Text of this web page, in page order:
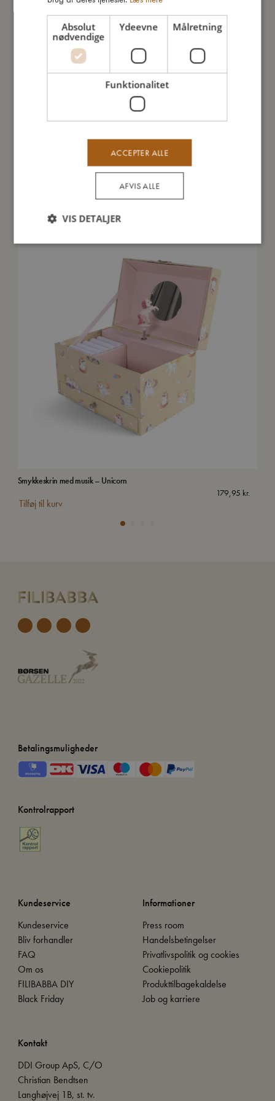
Jeg er lavet af
Sådan plejer du mig
Du vil måske også kunne lide
Smykkeskrin med musik – Unicorn
179,95 kr.
Tilføj til kurv
Betalingsmuligheder
Kontrolrapport
Kundeservice
Kundeservice
Bliv forhandler
FAQ
Om os
FILIBABBA DIY
Black Friday
Informationer
Press room
Handelsbetingelser
Privatlivspolitik og cookies
Cookiepolitik
Produkttilbagekaldelse
Job og karriere
Kontakt
DDI Group ApS, C/O
Christian Bendtsen
Langhøjvej 1B, st. tv.
Absolut
nødvendige
Ydeevne Målretning
Funktionalitet
ACCEPTER ALLE
AFVIS ALLE
VIS DETALJER